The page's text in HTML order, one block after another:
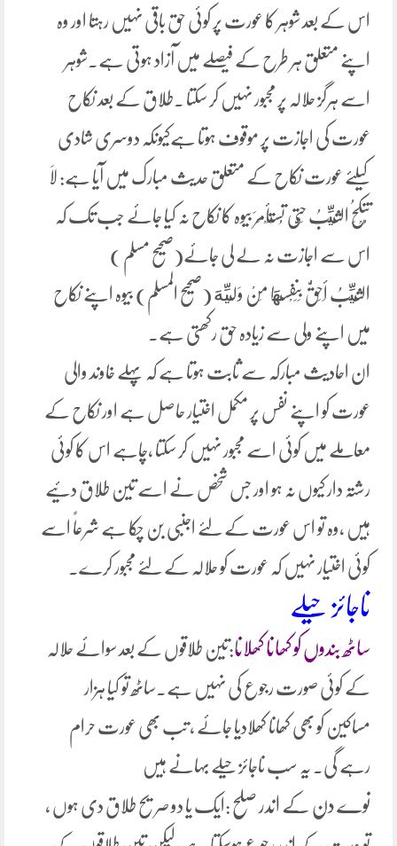
اس کے بعد شوہر کا عورت پر کوئی حق باقی نہیں رہتا اور وہ
اپنے متعلق ہر طرح کے فیصلے میں آزاد ہوتی ہے۔شوہر
اسے ہرگز حلالہ پر مجبور نہیں کر سکتا ۔طلاق کے بعد نکاح
عورت کی اجازت پر موقوف ہوتا ہےکیونکہ دوسری شادی
کیلئے عورت نکاح کے متعلق حدیث مبارک میں آیا ہے: لَا
تُنْکَحُ الثَّيِّبُ حَتَّی تُسْتَأْمَرَ بیوہ کا نکاح نہ کیا جائے جب تک کہ
اس سے اجازت نہ لے لی جائے(صحیح مسلم )
الثَّيِّبُ ‌أَحَقُّ ‌بِنَفْسِهَا مِنْ وَلِيِّهَ (صحیح المسلم) بیوہ اپنے نکاح
میں اپنے ولی سے زیادہ حق رکھتی ہے۔
ان احادیث مبارکہ سے ثابت ہوتا ہے کہ پہلے خاوند والی
عورت کو اپنے نفس پر مکمل اختیار حاصل ہے اور نکاح کے
معاملے میں کوئی اسے مجبور نہیں کر سکتا ،چاہے اس کا کوئی
رشتہ دار کیوں نہ ہو اور جس شخص نے اسے تین طلاق دئیے
ہیں ،وہ تو اس عورت کے لئے اجنبی بن چکا ہے شرعاً اسے
کوئی اختیار نہیں کہ عورت کو حلالہ کے لئے مجبور کرے۔
ناجائز حیلے
ساٹھ بندوں کو کھانا کھلانا:تین طلاقوں کے بعد سوائے حلالہ
کے کوئی صورت رجوع کی نہیں ہے۔ساٹھ تو کیا ہزار
مساکین کو بھی کھانا کھلادیا جائے ، تب بھی عورت حرام
رہے گی۔ یہ سب ناجائز حیلے بہانے ہیں
نوے دن کے اندر صلح :ایک یا دو صریح طلاق دی ہوں ،